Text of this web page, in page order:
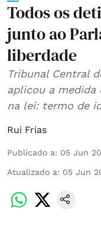
Todos os
junto ao
liberdade
Tribunal Central
aplicou a medida
na lei: termo de
Rui Frias
Publicado a: 05 Jun
Atualizado a: 05 Jun